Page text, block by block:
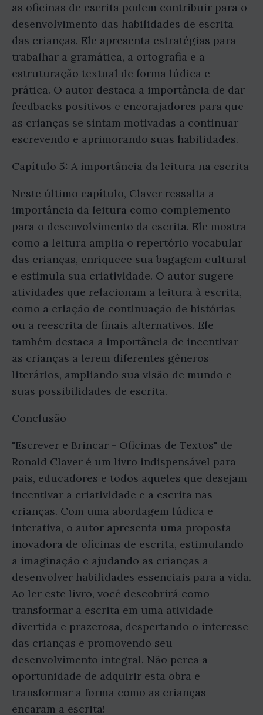
as oficinas de escrita podem contribuir para o
desenvolvimento das habilidades de escrita
das crianças. Ele apresenta estratégias para
trabalhar a gramática, a ortografia e a
estruturação textual de forma lúdica e
prática. O autor destaca a importância de dar
feedbacks positivos e encorajadores para que
as crianças se sintam motivadas a continuar
escrevendo e aprimorando suas habilidades.
Capítulo 5: A importância da leitura na escrita
Neste último capítulo, Claver ressalta a
importância da leitura como complemento
para o desenvolvimento da escrita. Ele mostra
como a leitura amplia o repertório vocabular
das crianças, enriquece sua bagagem cultural
e estimula sua criatividade. O autor sugere
atividades que relacionam a leitura à escrita,
como a criação de continuação de histórias
ou a reescrita de finais alternativos. Ele
também destaca a importância de incentivar
as crianças a lerem diferentes gêneros
literários, ampliando sua visão de mundo e
suas possibilidades de escrita.
Conclusão
"Escrever e Brincar - Oficinas de Textos" de
Ronald Claver é um livro indispensável para
pais, educadores e todos aqueles que desejam
incentivar a criatividade e a escrita nas
crianças. Com uma abordagem lúdica e
interativa, o autor apresenta uma proposta
inovadora de oficinas de escrita, estimulando
a imaginação e ajudando as crianças a
desenvolver habilidades essenciais para a vida.
Ao ler este livro, você descobrirá como
transformar a escrita em uma atividade
divertida e prazerosa, despertando o interesse
das crianças e promovendo seu
desenvolvimento integral. Não perca a
oportunidade de adquirir esta obra e
transformar a forma como as crianças
encaram a escrita!